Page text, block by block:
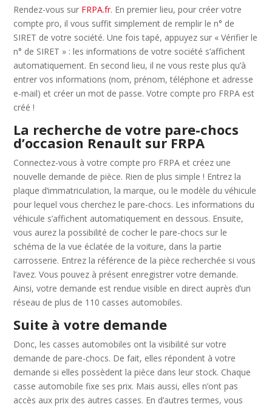
Rendez-vous sur FRPA.fr. En premier lieu, pour créer votre
compte pro, il vous suffit simplement de remplir le n° de
SIRET de votre société. Une fois tapé, appuyez sur « Vérifier le
n° de SIRET » : les informations de votre société s’affichent
automatiquement. En second lieu, il ne vous reste plus qu’à
entrer vos informations (nom, prénom, téléphone et adresse
e-mail) et créer un mot de passe. Votre compte pro FRPA est
créé !
La recherche de votre pare-chocs
d’occasion Renault sur FRPA
Connectez-vous à votre compte pro FRPA et créez une
nouvelle demande de pièce. Rien de plus simple ! Entrez la
plaque d’immatriculation, la marque, ou le modèle du véhicule
pour lequel vous cherchez le pare-chocs. Les informations du
véhicule s’affichent automatiquement en dessous. Ensuite,
vous aurez la possibilité de cocher le pare-chocs sur le
schéma de la vue éclatée de la voiture, dans la partie
carrosserie. Entrez la référence de la pièce recherchée si vous
l’avez. Vous pouvez à présent enregistrer votre demande.
Ainsi, votre demande est rendue visible en direct auprès d’un
réseau de plus de 110 casses automobiles.
Suite à votre demande
Donc, les casses automobiles ont la visibilité sur votre
demande de pare-chocs. De fait, elles répondent à votre
demande si elles possèdent la pièce dans leur stock. Chaque
casse automobile fixe ses prix. Mais aussi, elles n’ont pas
accès aux prix des autres casses. En d’autres termes, vous